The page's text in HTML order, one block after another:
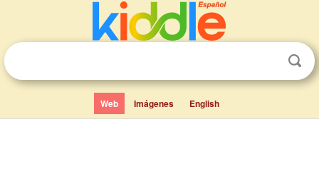
Web Imágenes English